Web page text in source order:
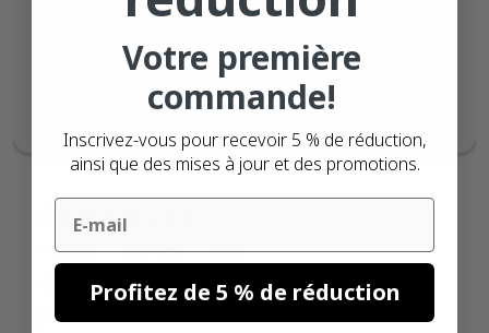
numéro de série, un
numéro de lot ou une
date de péremption.
Démarquez-
vous avec un
design unique
pour vos
Votre première
commande!
Inscrivez-vous pour recevoir 5 % de réduction,
ainsi que des mises à jour et des promotions.
Email
Profitez de 5 % de réduction